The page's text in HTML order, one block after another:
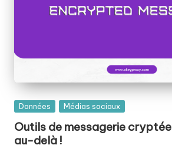
Publié
Données Médias sociaux
Outils de messagerie
au-delà !